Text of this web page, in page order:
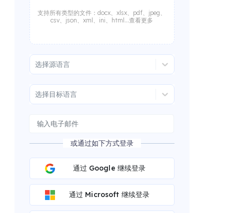
支持所有类型的文件：docx、xlsx、pdf、jpeg、
csv、json、xml、ini、html...查看更多
选择源语言
选择目标语言
或通过如下方式登录
通过 Google 继续登录
通过 Microsoft 继续登录